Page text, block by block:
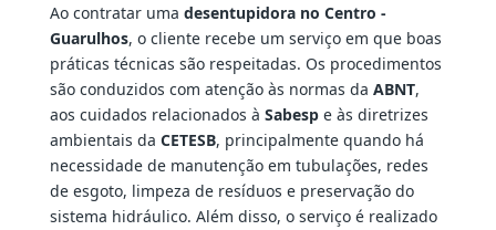
Ao contratar uma desentupidora no Centro -
Guarulhos, o cliente recebe um serviço em que boas
práticas técnicas são respeitadas. Os procedimentos
são conduzidos com atenção às normas da ABNT,
aos cuidados relacionados à Sabespe às diretrizes
ambientais da CETESB, principalmente quando há
necessidade de manutenção em tubulações, redes
de esgoto, limpeza de resíduos e preservação do
sistema hidráulico. Além disso, o serviço é realizado